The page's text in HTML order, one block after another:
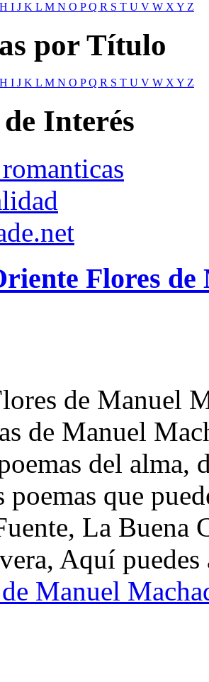
H I J K L M N O PQ R S T U V W XY Z
por Título
H I J K L M N O PQ R S T U V W X Y Z
Interés
Flores
de Manuel
de Manuel
del alma,
poemas que
La Buena
Aquí
Manuel